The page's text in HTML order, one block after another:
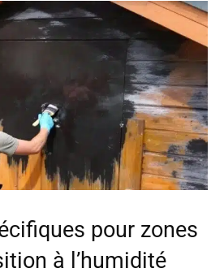
pour zones
à l’humidité